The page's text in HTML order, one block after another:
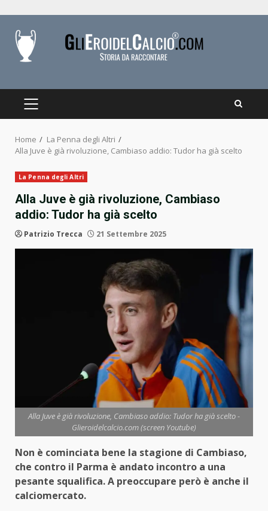
content
PRIMARY
Home
La Penna degli Altri
Alla Juve è già rivoluzione, Cambiaso addio: Tudor ha già scelto
La Penna degli Altri
Alla Juve è già rivoluzione, Cambiaso
addio: Tudor ha già scelto
Patrizio Trecca 21 Settembre 2025
Alla Juve è già rivoluzione, Cambiaso addio: Tudor ha già scelto -
Glieroidelcalcio.com (screen Youtube)
Non è cominciata bene la stagione di Cambiaso,
che contro il Parma è andato incontro a una
pesante squalifica. A preoccupare però è anche il
calciomercato.